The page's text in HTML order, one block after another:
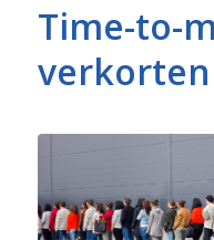
Time-to-